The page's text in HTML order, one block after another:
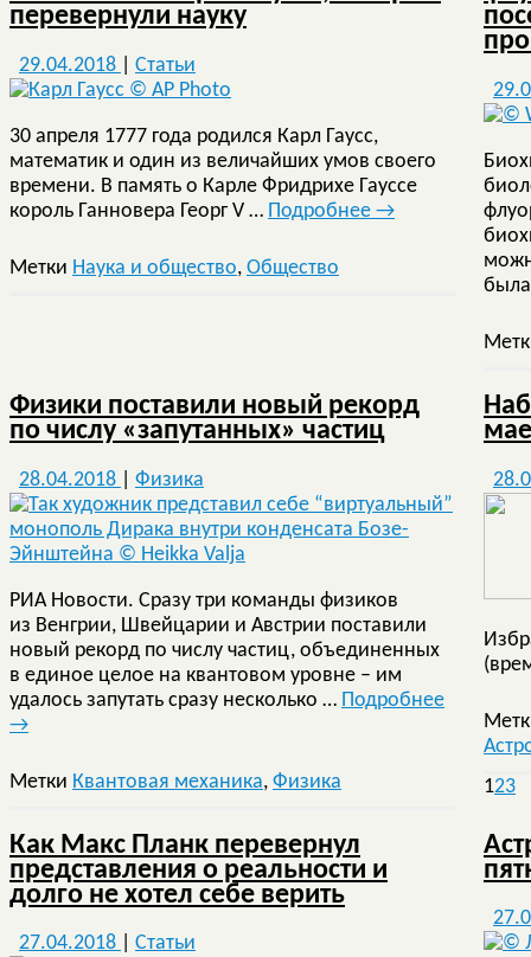
перевернули науку
29.04.2018 Статьи
30 апреля 1777 года родился Карл Гаусс,
математик и один из величайших умов своего
времени. В память о Карле Фридрихе Гауссе
король Ганновера Георг V … Подробнее →
Метки Наука и общество, Общество
Физики поставили новый рекорд
по числу «запутанных» частиц
28.04.2018 Физика
РИА Новости. Сразу три команды физиков
из Венгрии, Швейцарии и Австрии поставили
новый рекорд по числу частиц, объединенных
в единое целое на квантовом уровне – им
удалось запутать сразу несколько … Подробнее
→
Метки Квантовая механика, Физика
Как Макс Планк перевернул
представления о реальности и
долго не хотел себе верить
27.04.2018 Статьи
123